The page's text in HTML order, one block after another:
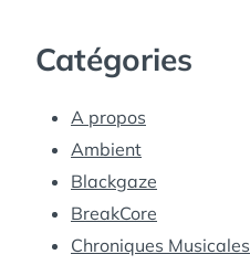
Catégories
A propos
Ambient
Blackgaze
BreakCore
Chroniques Musicales